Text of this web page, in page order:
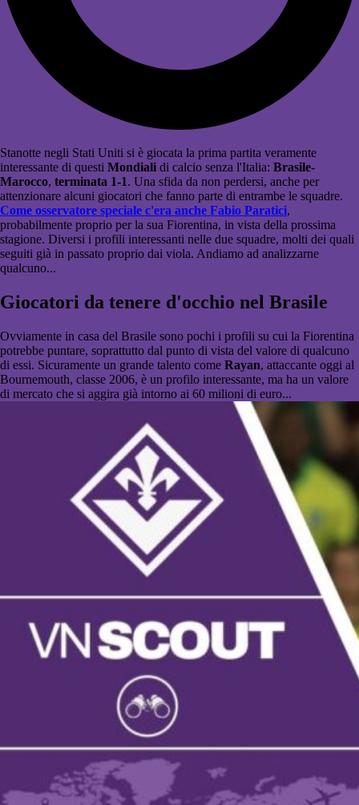
Stanotte negli Stati Uniti si è giocata la prima partita veramente
interessante di questi Mondiali di calcio senza l'Italia: Brasile-
Marocco, terminata 1-1. Una sfida da non perdersi, anche per
attenzionare alcuni giocatori che fanno parte di entrambe le squadre.
Come osservatore speciale c'era anche Fabio Paratici,
probabilmente proprio per la sua Fiorentina, in vista della prossima
stagione. Diversi i profili interessanti nelle due squadre, molti dei quali
seguiti già in passato proprio dai viola. Andiamo ad analizzarne
qualcuno...
Giocatori da tenere d'occhio nel Brasile
Ovviamente in casa del Brasile sono pochi i profili su cui la Fiorentina
potrebbe puntare, soprattutto dal punto di vista del valore di qualcuno
di essi. Sicuramente un grande talento come Rayan, attaccante oggi al
Bournemouth, classe 2006, è un profilo interessante, ma ha un valore
di mercato che si aggira già intorno ai 60 milioni di euro...